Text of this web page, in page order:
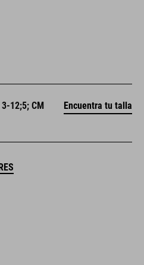
12;5; CM
Encuentra tu talla